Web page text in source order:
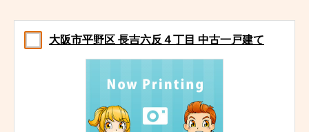
大阪市平野区 長吉六反４丁目 中古一戸建て